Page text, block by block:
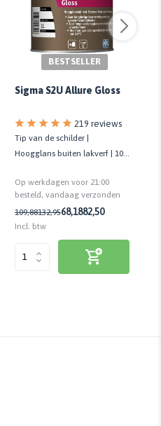
BESTSELLER
Sigma S2U Allure Gloss
219 reviews
Tip van de schilder |
Hoogglans buiten lakverf | 10
m²/liter
Op werkdagen voor 21:00
besteld, vandaag verzonden
109,88132,9568,1882,50
Incl. btw